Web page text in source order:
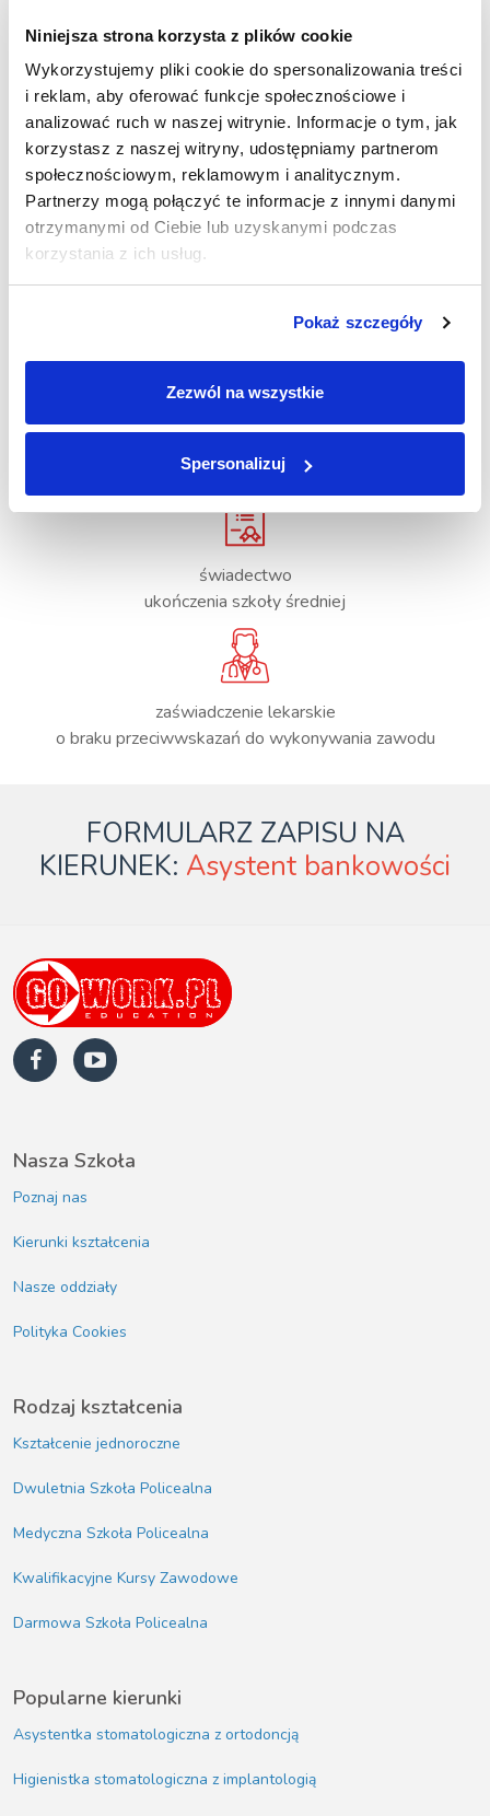
Niniejsza strona korzysta z plików cookie
Wykorzystujemy pliki cookie do spersonalizowania treści
i reklam, aby oferować funkcje społecznościowe i
analizować ruch w naszej witrynie. Informacje o tym, jak
korzystasz z naszej witryny, udostępniamy partnerom
społecznościowym, reklamowym i analitycznym.
Partnerzy mogą połączyć te informacje z innymi danymi
otrzymanymi od Ciebie lub uzyskanymi podczas
korzystania z ich usług.
Pokaż szczegóły
Zezwól na wszystkie
Spersonalizuj
oryginał lub duplikat świadectwa ukończenia szkoły
jedynie kopią, musi być ona poświadczona notarialnie),
1 zdjęcie legitymacyjne (zdjęcie w formacie jpg wysłane
e-mailem na adres szkoły - wymiary 20mm x
27mm, 300dpi),
zaświadczenie od lekarza potwierdzające brak
przeciwwskazań do podjęcia nauki na wybranym
kierunku (szkoła zapewnia bezpłatne skierowanie),
podanie (złożone internetowo przez formularz
1 zdjęcie
legitymacyjne
świadectwo
ukończenia szkoły średniej
zaświadczenie lekarskie
o braku przeciwwskazań do wykonywania zawodu
FORMULARZ ZAPISU NA
KIERUNEK: Asystent bankowości
Nasza Szkoła
Poznaj nas
Kierunki kształcenia
Nasze oddziały
Polityka Cookies
Rodzaj kształcenia
Kształcenie jednoroczne
Dwuletnia Szkoła Policealna
Medyczna Szkoła Policealna
Kwalifikacyjne Kursy Zawodowe
Darmowa Szkoła Policealna
Popularne kierunki
Asystentka stomatologiczna z ortodoncją
Higienistka stomatologiczna z implantologią